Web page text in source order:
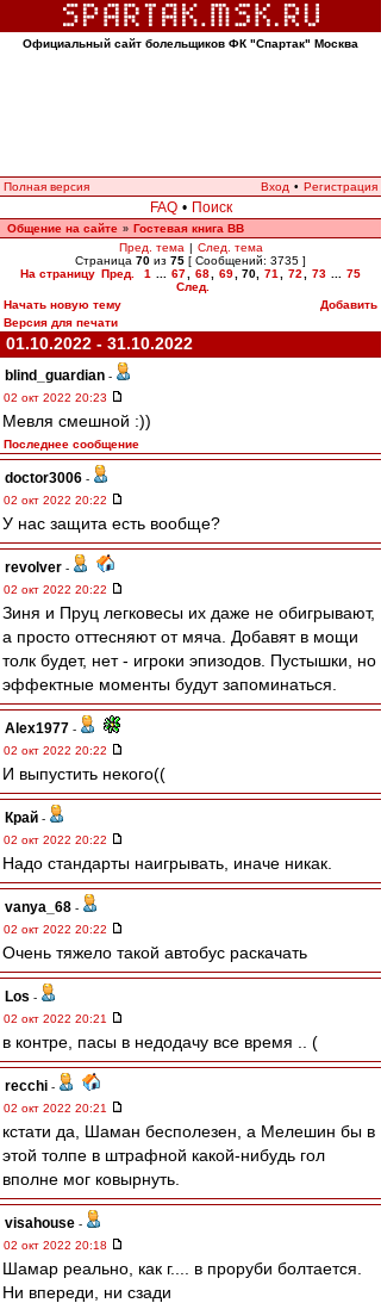
Официальный сайт болельщиков ФК "Спартак" Москва
Полная версия Вход • Регистрация
FAQ • Поиск
Общение на сайте » Гостевая книга ВВ
Пред. тема | След. тема
Страница 70 из 75 [ Сообщений: 3735 ]
На страницу Пред. 1 67 68 69 70 71 72 73
75
След.
Начать новую тему
Добавить
Версия для печати
01.10.2022 - 31.10.2022
blind_guardian -
02 окт 2022 20:23
Мевля смешной :))
Последнее сообщение
doctor3006 -
02 окт 2022 20:22
У нас защита есть вообще?
revolver -
02 окт 2022 20:22
Зиня и Пруц легковесы их даже не обигрывают,
а просто оттесняют от мяча. Добавят в мощи
толк будет, нет - игроки эпизодов. Пустышки, но
эффектные моменты будут запоминаться.
Alex1977 -
02 окт 2022 20:22
И выпустить некого((
Край -
02 окт 2022 20:22
Надо стандарты наигрывать, иначе никак.
vanya_68 -
02 окт 2022 20:22
Очень тяжело такой автобус раскачать
Los -
02 окт 2022 20:21
в контре, пасы в недодачу все время .. (
recchi -
02 окт 2022 20:21
кстати да, Шаман бесполезен, а Мелешин бы в
этой толпе в штрафной какой-нибудь гол
вполне мог ковырнуть.
visahouse -
02 окт 2022 20:18
Шамар реально, как г.... в проруби болтается.
Ни впереди, ни сзади